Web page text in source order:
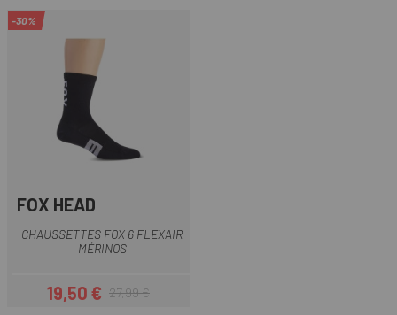
-30%
FOX HEAD
CHAUSSETTES FOX 6 FLEXAIR
MÉRINOS
Prix
19,50 €Prix habituel
27,99 €